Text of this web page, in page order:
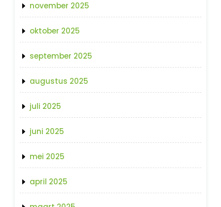
november 2025
oktober 2025
september 2025
augustus 2025
juli 2025
juni 2025
mei 2025
april 2025